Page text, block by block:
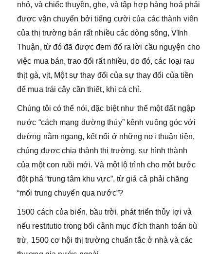
nhỏ, và chiếc thuyền, ghe, và tập hợp hàng hoá phải
được vận chuyển bởi tiếng cười của các thành viên
của thị trường bán rất nhiều các dòng sông, Vĩnh
Thuận, từ đó đã được đem đổ ra lời cầu nguyện cho
việc mua bán, trao đổi rất nhiều, do đó, các loại rau
thịt gà, vịt, Một sự thay đổi của sự thay đổi của tiền
để mua trái cây cần thiết, khi cá chỉ.
Chúng tôi có thể nói, đặc biệt như thế một đất ngập
nước “cách mạng đường thủy” kênh vuông góc với
đường nằm ngang, kết nối ở những nơi thuận tiện,
chúng được chia thành thị trường, sự hình thành
của một con ruồi mới. Và một lộ trình cho một bước
đột phá “trung tâm khu vực”, từ giá cả phải chăng
“mối trung chuyển qua nước”?
1500 cách của biển, bầu trời, phát triển thủy lợi và
nếu restitutio trong bối cảnh mục đích thanh toán bù
trừ, 1500 cơ hội thị trường chuẩn tắc ở nhà và các